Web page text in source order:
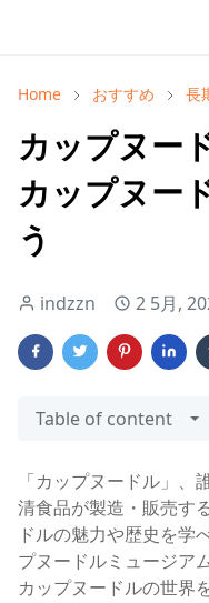
Home おすすめ 長
カップヌー
カップヌー
う
indzzn 2 5月,
Table of content
「カップヌードル」
清食品が製造・販売す
ドルの魅力や歴史を学
プヌードルミュージア
カップヌードルの世界